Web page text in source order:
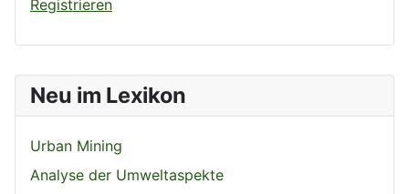
Neu im Lexikon
Urban Mining
Analyse der Umweltaspekte
Registrieren